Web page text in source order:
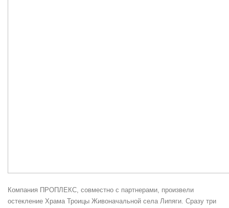
Компания ПРОПЛЕКС, совместно с партнерами, произвели
остекление Храма Троицы Живоначальной села Липяги. Сразу три